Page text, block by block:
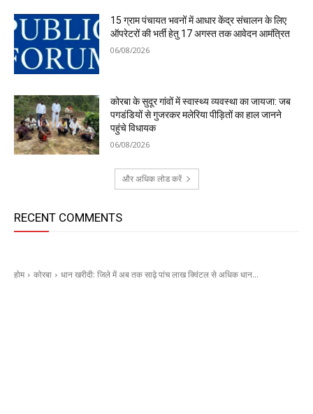
15 ग्राम पंचायत भवनों में आधार केंद्र संचालन के लिए
ऑपरेटरों की भर्ती हेतु 17 अगस्त तक आवेदन आमंत्रित
06/08/2026
कोरबा के सुदूर गांवों में स्वास्थ्य व्यवस्था का जायजा: जब
पगडंडियों से गुजरकर मलेरिया पीड़ितों का हाल जानने
पहुंचे विधायक
06/08/2026
और अधिक लोड करें
RECENT COMMENTS